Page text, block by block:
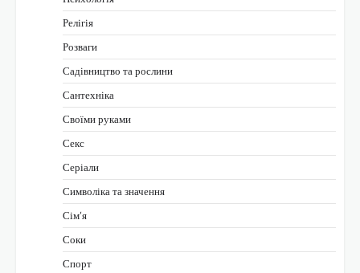
Релігія
Розваги
Садівництво та рослини
Сантехніка
Своїми руками
Секс
Серіали
Символіка та значення
Сім’я
Соки
Спорт